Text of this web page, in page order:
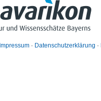
Impressum Datenschutzerklärung